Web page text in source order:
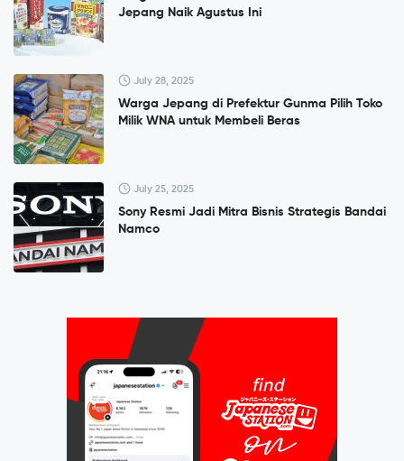
Jepang Naik Agustus Ini
July 28, 2025
Warga Jepang di Prefektur Gunma Pilih Toko
Milik WNA untuk Membeli Beras
July 25, 2025
Sony Resmi Jadi Mitra Bisnis Strategis Bandai
Namco